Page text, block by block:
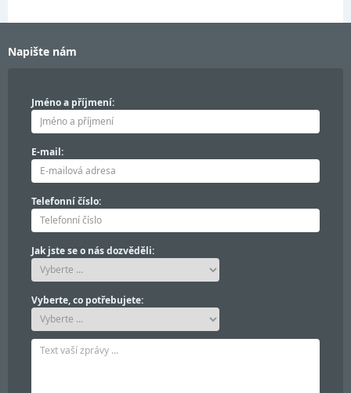
Napište nám
Jméno a příjmení:
E-mail:
Telefonní číslo:
Jak jste se o nás dozvěděli:
Vyberte, co potřebujete: